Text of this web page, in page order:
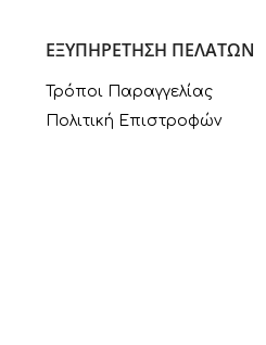
ΕΞΥΠΗΡΕΤΗΣΗ ΠΕΛΑΤΩΝ
Τρόποι Παραγγελίας
Πολιτική Επιστροφών